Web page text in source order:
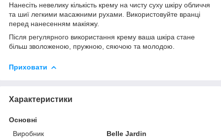
Нанесіть невелику кількість крему на чисту суху шкіру обличчя
та шиї легкими масажними рухами. Використовуйте вранці
перед нанесенням макіяжу.
Після регулярного використання крему ваша шкіра стане
більш зволоженою, пружною, сяючою та молодою.
Приховати
Характеристики
Основні
Виробник
Belle Jardin